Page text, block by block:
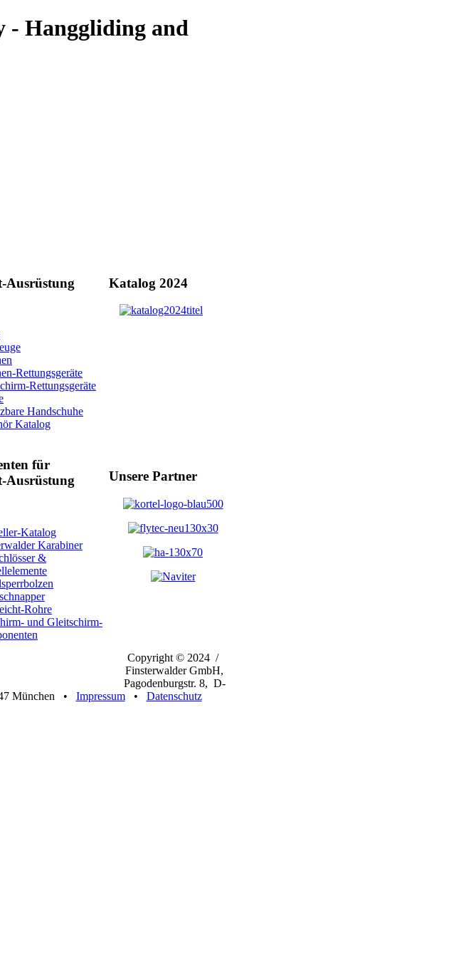
- Hanggliding and
Ausrüstung
Rettungsgeräte
Rettungsgeräte
Handschuhe
Katalog
für
Ausrüstung
Katalog
Karabiner
&
Rohre
und Gleitschirm-
Katalog 2024
Unsere Partner
Copyright © 2024 /
Finsterwalder GmbH,
Pagodenburgstr. 8, D-
München • Impressum• Datenschutz